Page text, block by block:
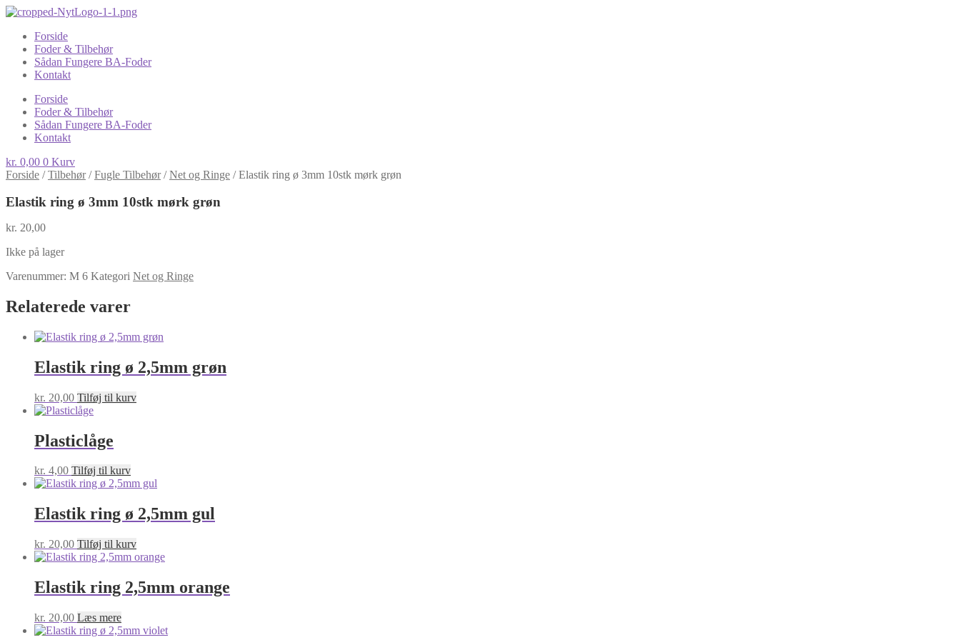
Forside
Foder & Tilbehør
Sådan Fungere BA-Foder
Kontakt
Forside
Foder & Tilbehør
Sådan Fungere BA-Foder
Kontakt
kr. 0,00 0 Kurv
Forside /Tilbehør/Fugle Tilbehør/Net og Ringe /Elastik ring ø 3mm 10stk mørk grøn
Elastik ring ø 3mm 10stk mørk grøn
kr. 20,00
Ikke på lager
Varenummer: M 6 Kategori Net og Ringe
Relaterede varer
Elastik ring ø 2,5mm grøn
kr. 20,00 Tilføj til kurv
Plasticlåge
kr. 4,00 Tilføj til kurv
Elastik ring ø 2,5mm gul
kr. 20,00 Tilføj til kurv
Elastik ring 2,5mm orange
kr. 20,00 Læs mere